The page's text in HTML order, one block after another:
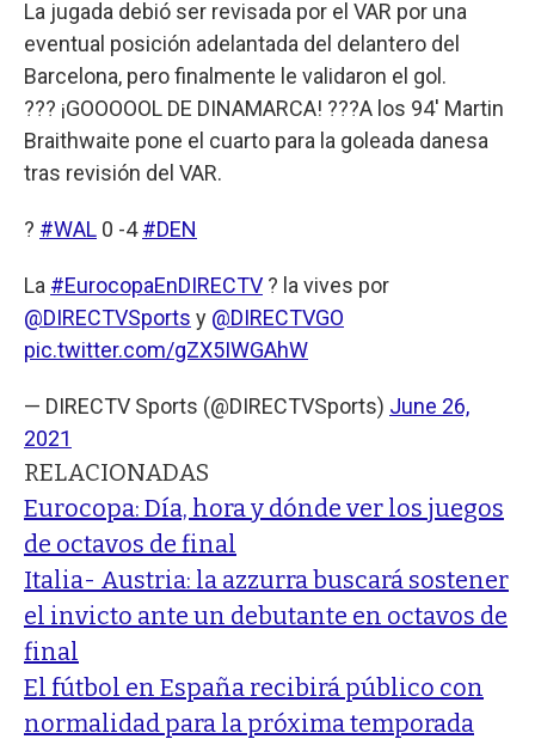
La jugada debió ser revisada por el VAR por una
eventual posición adelantada del delantero del
Barcelona, pero finalmente le validaron el gol.
??? ¡GOOOOOL DE DINAMARCA! ???A los 94' Martin
Braithwaite pone el cuarto para la goleada danesa
tras revisión del VAR.
? #WAL 0 -4#DEN
La #EurocopaEnDIRECTV ? la vives por
@DIRECTVSports y @DIRECTVGO
pic.twitter.com/gZX5IWGAhW
— DIRECTV Sports (@DIRECTVSports) June 26,
2021
RELACIONADAS
Eurocopa: Día, hora y dónde ver los juegos
de octavos de final
Italia- Austria: la azzurra buscará sostener
el invicto ante un debutante en octavos de
final
El fútbol en España recibirá público con
normalidad para la próxima temporada